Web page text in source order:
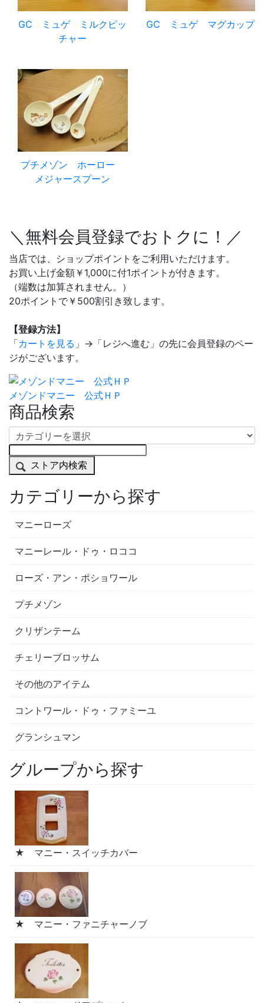
GC ミュゲ ミルクピッ
チャー
GC ミュゲ マグカップ
プチメゾン ホーロー
メジャースプーン
＼無料会員登録でおトクに！／
当店では、ショップポイントをご利用いただけます。
お買い上げ金額￥1,000に付1ポイントが付きます。
（端数は加算されません。）
20ポイントで￥500割引き致します。
【登録方法】
「カートを見る 」→「レジへ進む」の先に会員登録のペー
ジがございます。
メゾンドマニー 公式ＨＰ
商品検索
ストア内検索
カテゴリーから探す
マニーローズ
マニーレール・ドゥ・ロココ
ローズ・アン・ポショワール
プチメゾン
クリザンテーム
チェリーブロッサム
その他のアイテム
コントワール・ドゥ・ファミーユ
グランシュマン
グループから探す
★ マニー・スイッチカバー
★ マニー・ファニチャーノブ